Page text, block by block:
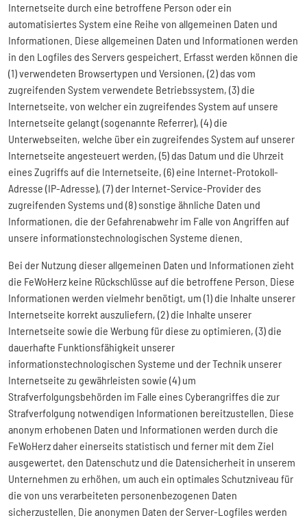
Internetseite durch eine betroffene Person oder ein
automatisiertes System eine Reihe von allgemeinen Daten und
Informationen. Diese allgemeinen Daten und Informationen werden
in den Logfiles des Servers gespeichert. Erfasst werden können die
(1) verwendeten Browsertypen und Versionen, (2) das vom
zugreifenden System verwendete Betriebssystem, (3) die
Internetseite, von welcher ein zugreifendes System auf unsere
Internetseite gelangt (sogenannte Referrer), (4) die
Unterwebseiten, welche über ein zugreifendes System auf unserer
Internetseite angesteuert werden, (5) das Datum und die Uhrzeit
eines Zugriffs auf die Internetseite, (6) eine Internet-Protokoll-
Adresse (IP-Adresse), (7) der Internet-Service-Provider des
zugreifenden Systems und (8) sonstige ähnliche Daten und
Informationen, die der Gefahrenabwehr im Falle von Angriffen auf
unsere informationstechnologischen Systeme dienen.
Bei der Nutzung dieser allgemeinen Daten und Informationen zieht
die FeWoHerz keine Rückschlüsse auf die betroffene Person. Diese
Informationen werden vielmehr benötigt, um (1) die Inhalte unserer
Internetseite korrekt auszuliefern, (2) die Inhalte unserer
Internetseite sowie die Werbung für diese zu optimieren, (3) die
dauerhafte Funktionsfähigkeit unserer
informationstechnologischen Systeme und der Technik unserer
Internetseite zu gewährleisten sowie (4) um
Strafverfolgungsbehörden im Falle eines Cyberangriffes die zur
Strafverfolgung notwendigen Informationen bereitzustellen. Diese
anonym erhobenen Daten und Informationen werden durch die
FeWoHerz daher einerseits statistisch und ferner mit dem Ziel
ausgewertet, den Datenschutz und die Datensicherheit in unserem
Unternehmen zu erhöhen, um auch ein optimales Schutzniveau für
die von uns verarbeiteten personenbezogenen Daten
sicherzustellen. Die anonymen Daten der Server-Logfiles werden